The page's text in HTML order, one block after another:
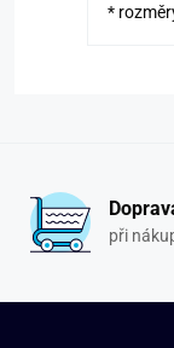
*
při